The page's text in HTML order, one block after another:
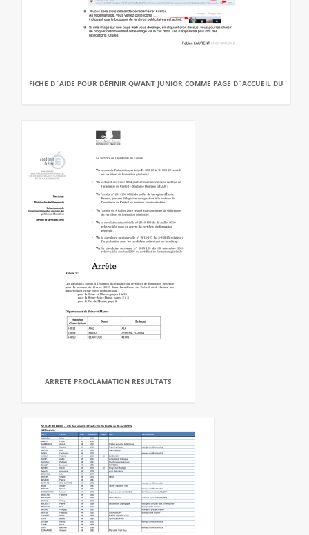
FICHE D`AIDE POUR DÉFINIR QWANT JUNIOR COMME PAGE D`ACCUEIL DU
ARRÊTÉ PROCLAMATION RÉSULTATS